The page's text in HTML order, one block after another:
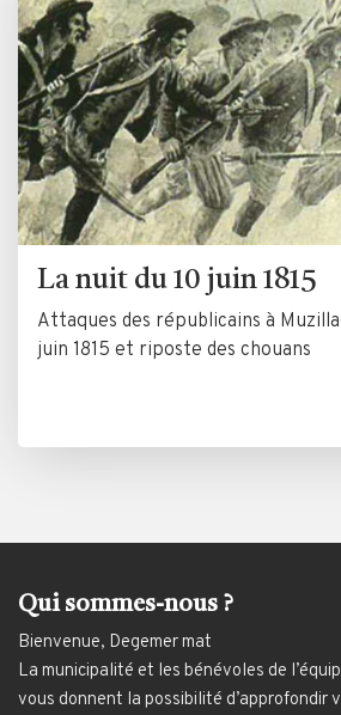
La nuit du 10 juin 1815
Attaques des républicains à
juin 1815 et riposte des chouans
Qui sommes-nous ?
Bienvenue, Degemer mat
La municipalité et les bénévoles de
vous donnent la possibilité d’approfondir